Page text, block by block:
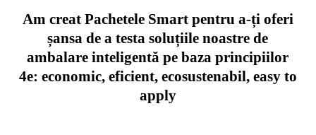
Am creat Pachetele Smart pentru a-ți oferi
șansa de a testa soluțiile noastre de
ambalare inteligentă pe baza principiilor
4e: economic, eficient, ecosustenabil, easy to
apply